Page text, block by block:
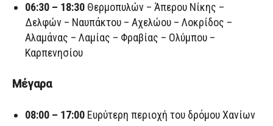
06:30 – 18:30 Θερμοπυλών – Άπερου Νίκης –
Δελφών – Ναυπάκτου – Αχελώου – Λοκρίδος –
Αλαμάνας – Λαμίας – Φραβίας – Ολύμπου –
Καρπενησίου
Μέγαρα
08:00 – 17:00 Ευρύτερη περιοχή του δρόμου Χανίων